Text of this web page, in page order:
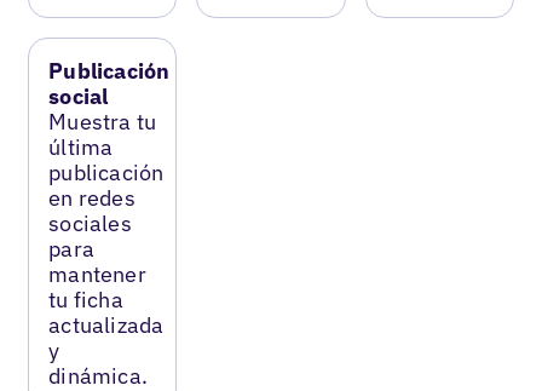
Publicación
social
Muestra tu
última
publicación
en redes
sociales
para
mantener
tu ficha
actualizada
y
dinámica.